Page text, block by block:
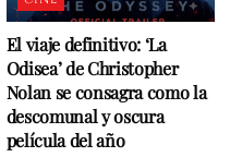
El viaje definitivo: ‘La
Odisea’ de Christopher
Nolan se consagra como la
descomunal y oscura
película del año